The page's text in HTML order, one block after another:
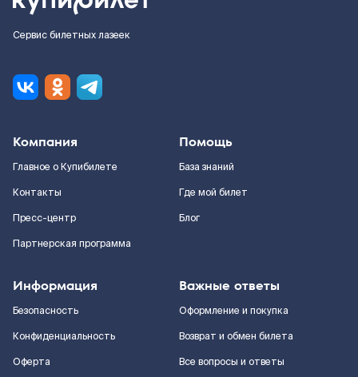
Сервис билетных лазеек
Компания
Главное о Купибилете
Контакты
Пресс-центр
Партнерская программа
Помощь
База знаний
Где мой билет
Блог
Информация
Безопасность
Конфиденциальность
Оферта
Важные ответы
Оформление и покупка
Возврат и обмен билета
Все вопросы и ответы